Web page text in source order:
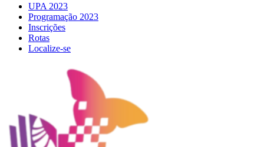
UPA 2023
Programação 2023
Inscrições
Rotas
Localize-se